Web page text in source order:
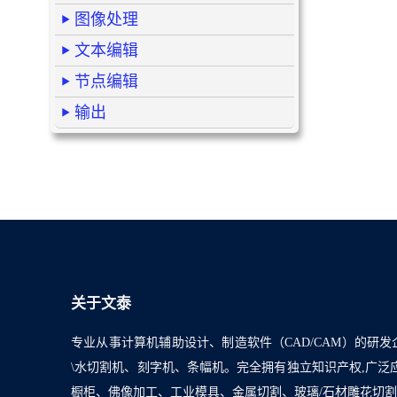
图像处理
文本编辑
节点编辑
输出
关于文泰
专业从事计算机辅助设计、制造软件（CAD/CAM）的研
\水切割机、刻字机、条幅机。完全拥有独立知识产权,广
橱柜、佛像加工、工业模具、金属切割、玻璃/石材雕花切